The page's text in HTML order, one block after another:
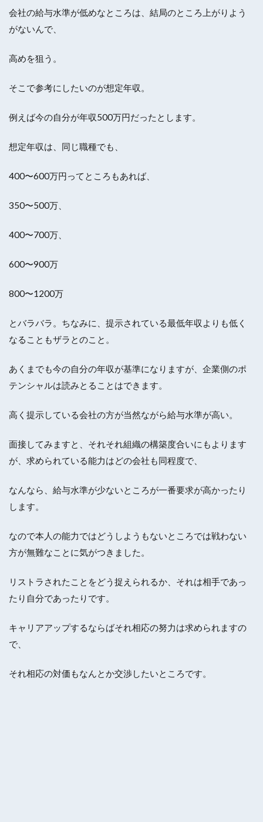
会社の給与水準が低めなところは、結局のところ上がりよう
がないんで、
高めを狙う。
そこで参考にしたいのが想定年収。
例えば今の自分が年収500万円だったとします。
想定年収は、同じ職種でも、
400〜600万円ってところもあれば、
350〜500万、
400〜700万、
600〜900万
800〜1200万
とバラバラ。ちなみに、提示されている最低年収よりも低く
なることもザラとのこと。
あくまでも今の自分の年収が基準になりますが、企業側のポ
テンシャルは読みとることはできます。
高く提示している会社の方が当然ながら給与水準が高い。
面接してみますと、それそれ組織の構築度合いにもよります
が、求められている能力はどの会社も同程度で、
なんなら、給与水準が少ないところが一番要求が高かったり
します。
なので本人の能力ではどうしようもないところでは戦わない
方が無難なことに気がつきました。
リストラされたことをどう捉えられるか、それは相手であっ
たり自分であったりです。
キャリアアップするならばそれ相応の努力は求められますの
で、
それ相応の対価もなんとか交渉したいところです。